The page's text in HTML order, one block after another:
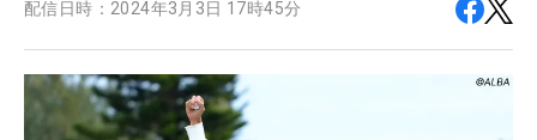
配信日時： 2024年3月3日 17時45分